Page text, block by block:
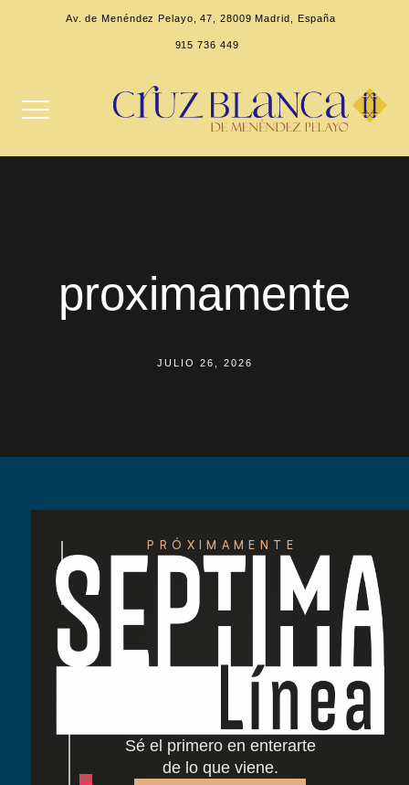
Av. de Menéndez Pelayo, 47, 28009 Madrid, España
915 736 449
proximamente
JULIO 26, 2026
PRÓXIMAMENTE
Sé el primero en enterarte
de lo que viene.
Redescubre las tardes del Retiro: nuestra
nueva carta de cócteles ha llegado
Cocido madrileño: tradición y sabor junto al
Dónde comer cerca del Parque del Retiro en
Madrid